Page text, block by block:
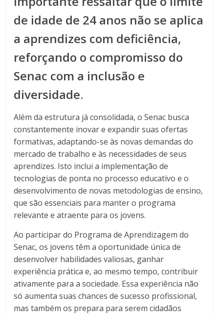
de idade de 24 anos não se aplica
a aprendizes com deficiência,
reforçando o compromisso do
Senac com a inclusão e
diversidade.
Além da estrutura já consolidada, o Senac busca
constantemente inovar e expandir suas ofertas
formativas, adaptando-se às novas demandas do
mercado de trabalho e às necessidades de seus
aprendizes. Isto inclui a implementação de
tecnologias de ponta no processo educativo e o
desenvolvimento de novas metodologias de ensino,
que são essenciais para manter o programa
relevante e atraente para os jovens.
Ao participar do Programa de Aprendizagem do
Senac, os jovens têm a oportunidade única de
desenvolver habilidades valiosas, ganhar
experiência prática e, ao mesmo tempo, contribuir
ativamente para a sociedade. Essa experiência não
só aumenta suas chances de sucesso profissional,
mas também os prepara para serem cidadãos